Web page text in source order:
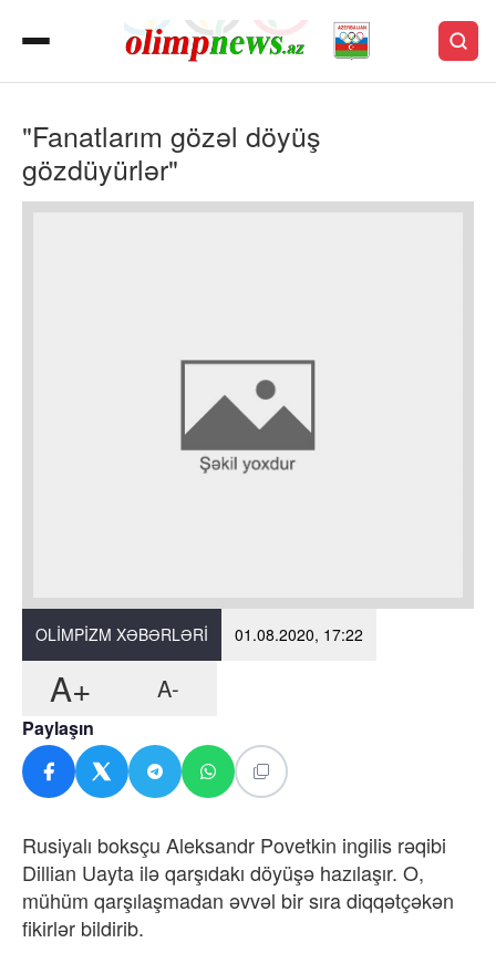
"Fanatlarım gözəl döyüş
gözdüyürlər"
OLIMPIZM XƏBƏRLƏRI 01.08.2020, 17:22
A+ A-
Paylaşın
Rusiyalı boksçu Aleksandr Povetkin ingilis rəqibi
Dillian Uayta ilə qarşıdakı döyüşə hazılaşır. O,
mühüm qarşılaşmadan əvvəl bir sıra diqqətçəkən
fikirlər bildirib.